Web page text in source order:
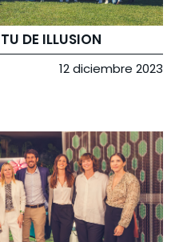
DE ILLUSION
12 diciembre 2023